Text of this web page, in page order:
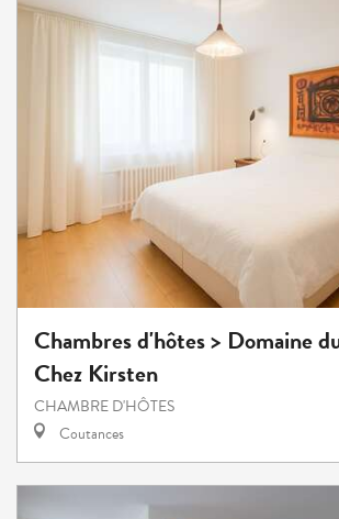
Chambres d'hôtes > Domaine
Chez Kirsten
CHAMBRE D'HÔTES
Coutances